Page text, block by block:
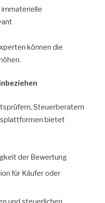
immaterielle
können die
Steuerberatern
bietet
der Bewertung
für Käufer oder